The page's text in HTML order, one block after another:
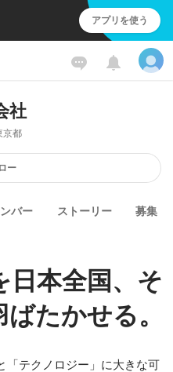
アプリを使う
社
京都
ー
バー ストーリー 募集
日本全国、そ
たかせる。
テクノロジー」に⼤きな可